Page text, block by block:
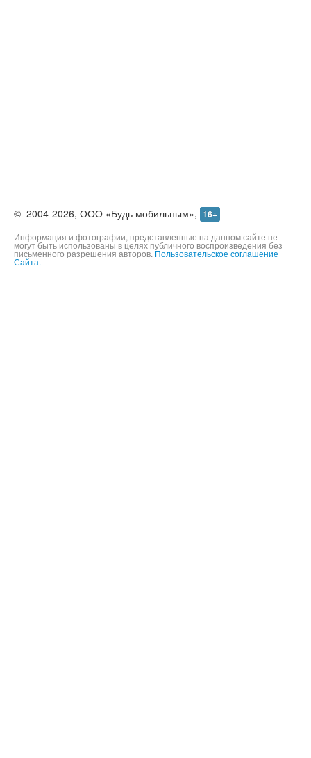
© 2004-2026, ООО «Будь мобильным», 16+
Информация и фотографии, представленные на данном сайте не
могут быть использованы в целях публичного воспроизведения без
письменного разрешения авторов. Пользовательское соглашение
Сайта.